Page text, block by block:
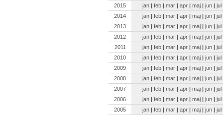
2015
jan | feb | mar | apr | maj | jun | jul
2014
jan | feb | mar | apr | maj | jun | jul
2013
jan | feb | mar | apr | maj | jun | jul
2012
jan | feb | mar | apr | maj | jun | jul
2011
jan | feb | mar | apr | maj | jun | jul
2010
jan | feb | mar | apr | maj | jun | jul
2009
jan | feb | mar | apr | maj | jun | jul
2008
jan | feb | mar | apr | maj | jun | jul
2007
jan | feb | mar | apr | maj | jun | jul
2006
jan | feb | mar | apr | maj | jun | jul
2005
jan | feb | mar | apr | maj | jun | jul